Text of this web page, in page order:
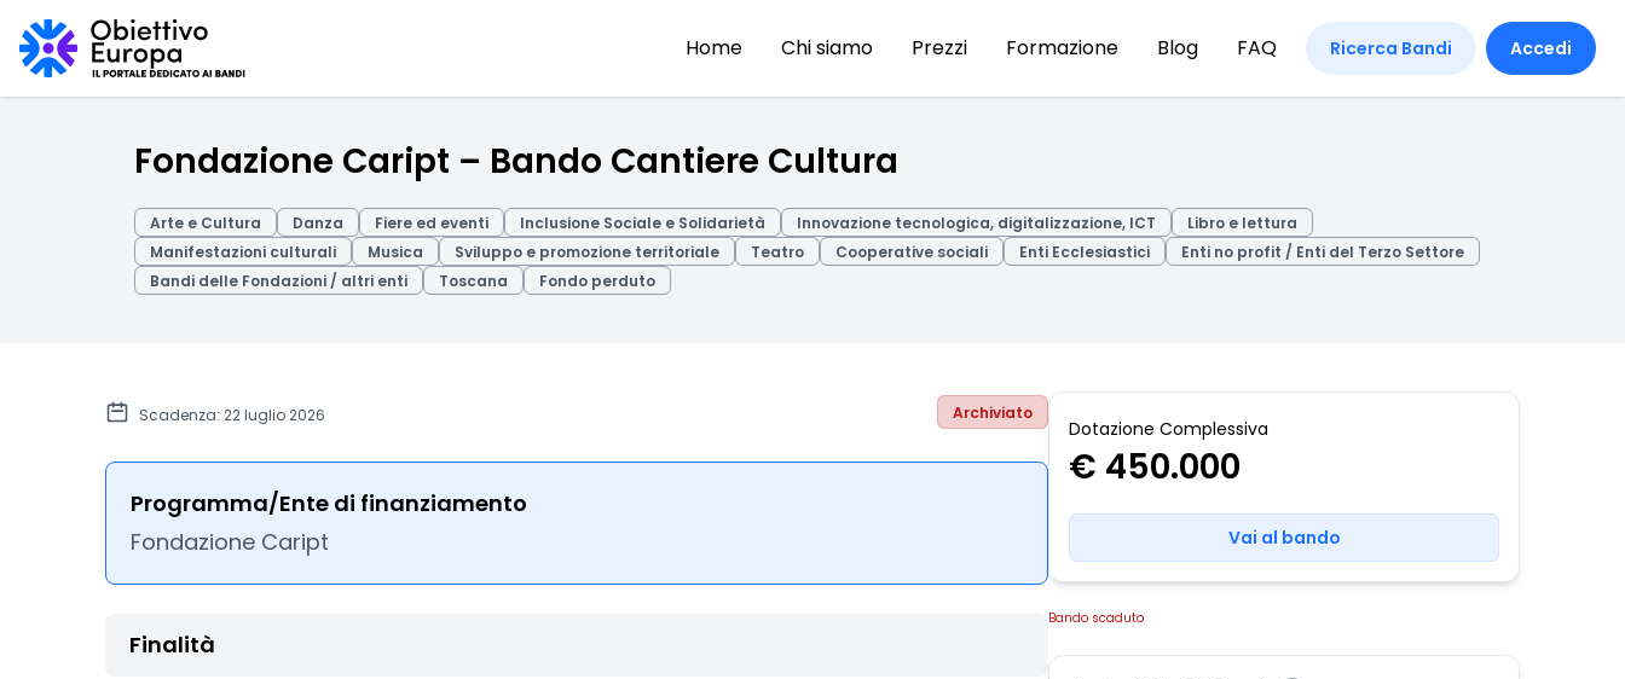
Home Chi siamo Prezzi Formazione Blog FAQ Ricerca Bandi Accedi
Fondazione Caript – Bando Cantiere Cultura
Arte e Cultura Danza Fiere ed eventi Inclusione Sociale e Solidarietà Innovazione tecnologica, digitalizzazione, ICT
Libro e lettura
Manifestazioni culturali
Musica Sviluppo e promozione territoriale Teatro Cooperative sociali Enti Ecclesiastici
Enti no profit / Enti del Terzo Settore
Bandi delle Fondazioni / altri enti
Toscana Fondo perduto
Scadenza: 22 luglio 2026 Archiviato
Programma/Ente di finanziamento
Fondazione Caript
Finalità
Dotazione Complessiva
€ 450.000
Vai al bando
Bando scaduto